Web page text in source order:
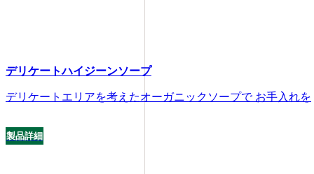
デリケートハイジーンソープ
デリケートエリアを考えたオーガニックソープで お手入れを
製品詳細